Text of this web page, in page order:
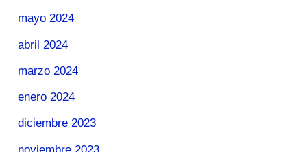
mayo 2024
abril 2024
marzo 2024
enero 2024
diciembre 2023
noviembre 2023